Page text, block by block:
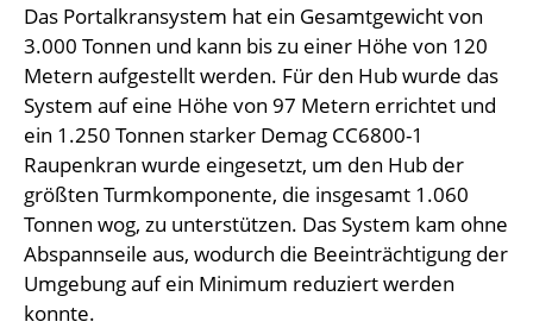
Das Portalkransystem hat ein Gesamtgewicht von
3.000 Tonnen und kann bis zu einer Höhe von 120
Metern aufgestellt werden. Für den Hub wurde das
System auf eine Höhe von 97 Metern errichtet und
ein 1.250 Tonnen starker Demag CC6800-1
Raupenkran wurde eingesetzt, um den Hub der
größten Turmkomponente, die insgesamt 1.060
Tonnen wog, zu unterstützen. Das System kam ohne
Abspannseile aus, wodurch die Beeinträchtigung der
Umgebung auf ein Minimum reduziert werden
konnte.